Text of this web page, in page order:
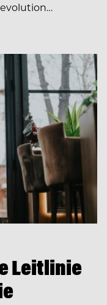
Leitlinie